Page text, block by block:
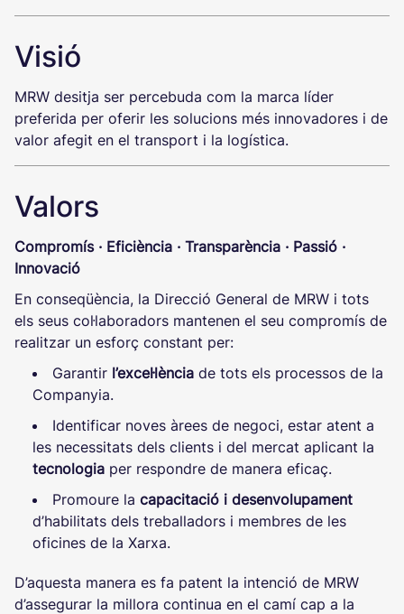
Visió
MRW desitja ser percebuda com la marca líder
preferida per oferir les solucions més innovadores i de
valor afegit en el transport i la logística.
Valors
Compromís · Eficiència · Transparència · Passió ·
Innovació
En conseqüència, la Direcció General de MRW i tots
els seus col·laboradors mantenen el seu compromís de
realitzar un esforç constant per:
Garantir l’excel·lència de tots els processos de la
Companyia.
Identificar noves àrees de negoci, estar atent a
les necessitats dels clients i del mercat aplicant la
tecnologia per respondre de manera eficaç.
Promoure la capacitació i desenvolupament
d’habilitats dels treballadors i membres de les
oficines de la Xarxa.
D’aquesta manera es fa patent la intenció de MRW
d’assegurar la millora continua en el camí cap a la